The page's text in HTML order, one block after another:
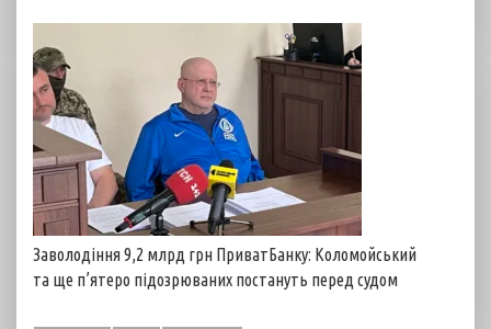
Заволодіння 9,2 млрд грн ПриватБанку: Коломойський
та ще п’ятеро підозрюваних постануть перед судом